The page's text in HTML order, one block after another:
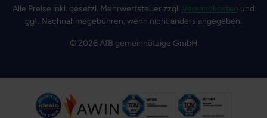
Alle Preise inkl. gesetzl. Mehrwertsteuer zzgl. Versandkosten und
ggf. Nachnahmegebühren, wenn nicht anders angegeben.
© 2026 AfB gemeinnützige GmbH